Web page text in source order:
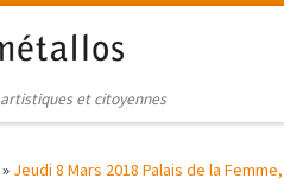
et citoyennes
» Jeudi 8 Mars 2018 Palais de la